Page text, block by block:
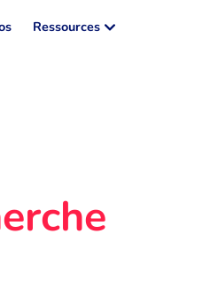
Ressources